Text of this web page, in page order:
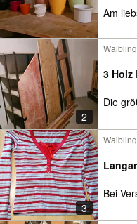
Anzeige
Am
2
3 Holz
Die
3
Bei